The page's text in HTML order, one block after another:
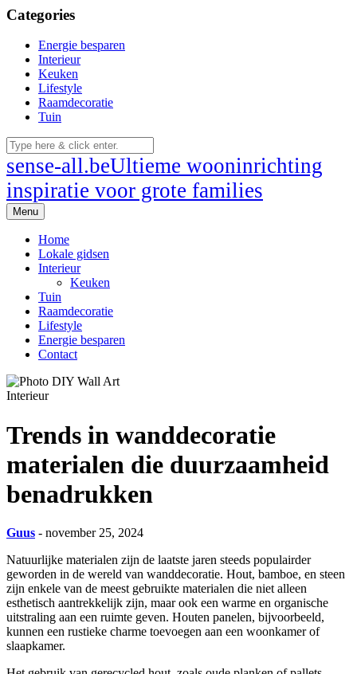
Categories
Energie besparen
Interieur
Keuken
Lifestyle
Raamdecoratie
Tuin
sense-all.beUltieme wooninrichting
inspiratie voor grote families
Menu
Home
Lokale gidsen
Interieur
Keuken
Tuin
Raamdecoratie
Lifestyle
Energie besparen
Contact
Interieur
Trends in wanddecoratie
materialen die duurzaamheid
benadrukken
Guus - november 25, 2024
Natuurlijke materialen zijn de laatste jaren steeds populairder
geworden in de wereld van wanddecoratie. Hout, bamboe, en steen
zijn enkele van de meest gebruikte materialen die niet alleen
esthetisch aantrekkelijk zijn, maar ook een warme en organische
uitstraling aan een ruimte geven. Houten panelen, bijvoorbeeld,
kunnen een rustieke charme toevoegen aan een woonkamer of
slaapkamer.